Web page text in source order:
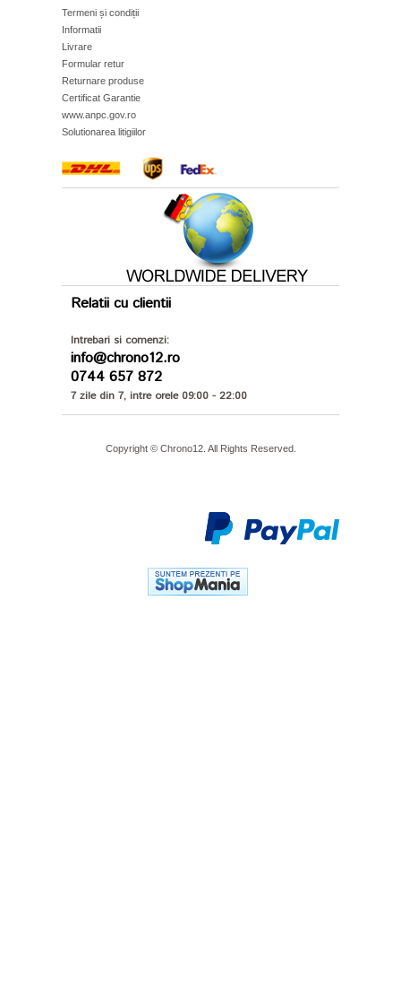
Termeni și condiții
Informatii
Livrare
Formular retur
Returnare produse
Certificat Garantie
www.anpc.gov.ro
Solutionarea litigiilor
Relatii cu clientii
Intrebari si comenzi:
info@chrono12.ro
0744 657 872
7 zile din 7, intre orele 09:00 - 22:00
Copyright © Chrono12. All Rights Reserved.